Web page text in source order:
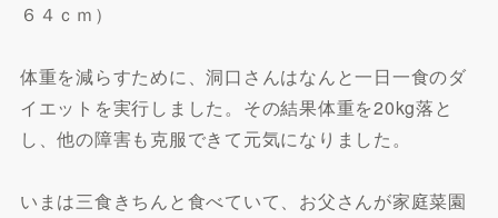
６４ｃｍ）
体重を減らすために、洞口さんはなんと一日一食のダ
イエットを実行しました。その結果体重を20kg落と
し、他の障害も克服できて元気になりました。
いまは三食きちんと食べていて、お父さんが家庭菜園